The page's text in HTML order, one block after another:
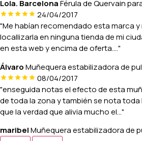
Lola. BarcelonaFérula de Quervain
24/04/2017
"Me habían recomendado esta marca
locallizarla en ninguna tienda de mi
en esta web y encima de oferta...."
ÁlvaroMuñequera estabilizadora de
08/04/2017
"enseguida notas el efecto de esta
de toda la zona y también se nota toda
que la verdad que alivia mucho el..."
maribelMuñequera estabilizadora de